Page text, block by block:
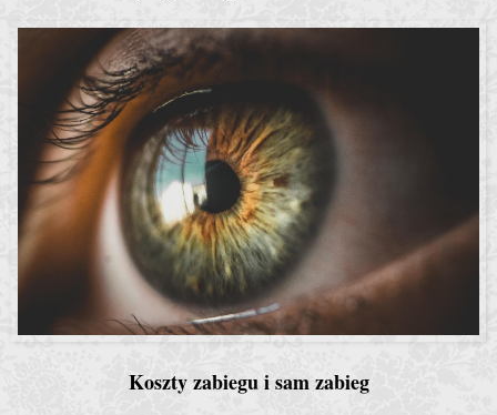
Koszty zabiegu i sam zabieg